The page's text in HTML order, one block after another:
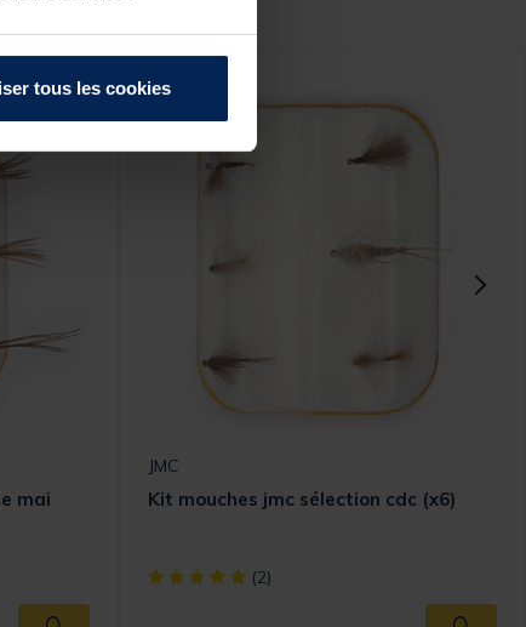
tous les cookies
mai
JMC
Kit mouches jmc sélection cdc (x6)
[object Object] out of 5 Customer Rating
(2)